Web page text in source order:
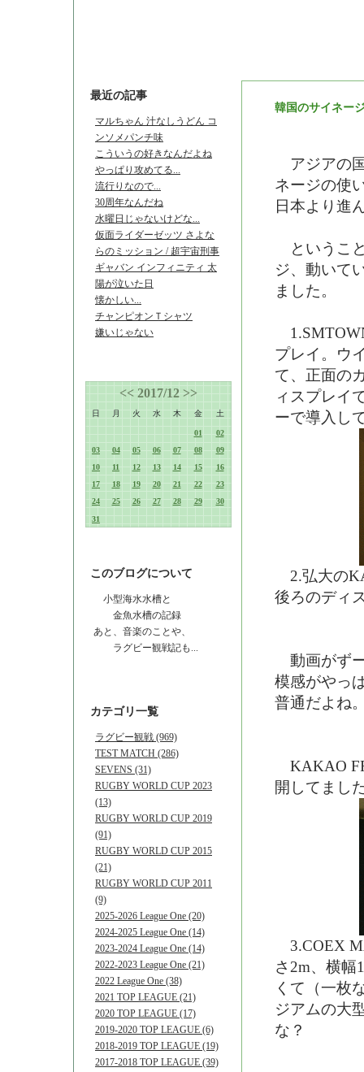
最近の記事
マルちゃん 汁なしうどん コ
ンソメパンチ味
こういうの好きなんだよね
やっぱり攻めてる...
流行りなので...
30周年なんだね
水曜日じゃないけどな...
仮面ライダーゼッツ さよな
らのミッション / 超宇宙刑事
ギャバン インフィニティ 太
陽が泣いた日
懐かしい...
チャンピオンＴシャツ
嫌いじゃない
<< 2017/12 >>
日 月 火 水 木 金 土
01
02
03
04 05 06 07 08
09
10
11 12 13 14 15
16
17
18 19 20 21 22
23
24
25 26 27 28 29
30
31
このブログについて
小型海水水槽と
金魚水槽の記録
あと、音楽のことや、
ラグビー観戦記も...
カテゴリ一覧
ラグビー観戦 (969)
TEST MATCH (286)
SEVENS (31)
RUGBY WORLD CUP 2023
(13)
RUGBY WORLD CUP 2019
(91)
RUGBY WORLD CUP 2015
(21)
RUGBY WORLD CUP 2011
(9)
2025-2026 League One (20)
2024-2025 League One (14)
2023-2024 League One (14)
2022-2023 League One (21)
2022 League One (38)
2021 TOP LEAGUE (21)
2020 TOP LEAGUE (17)
2019-2020 TOP LEAGUE (6)
2018-2019 TOP LEAGUE (19)
2017-2018 TOP LEAGUE (39)
韓国のサイネー
アジアの
ネージの使
日本より進
というこ
ジ、動いて
ました。
プレイ。ウ
て、正面の
ィスプレイ
ーで導入し
2.弘大の
後ろのディ
動画がず
模感がやっ
普通だよね
KAKAO
開してまし
3.COEX
さ2m、横幅
くて（一枚
ジアムの大
な？